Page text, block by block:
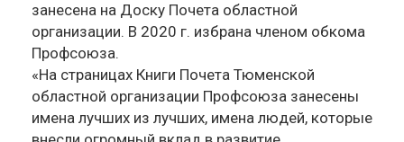
занесена на Доску Почета областной
организации. В 2020 г. избрана членом обкома
Профсоюза.
«На страницах Книги Почета Тюменской
областной организации Профсоюза занесены
имена лучших из лучших, имена людей, которые